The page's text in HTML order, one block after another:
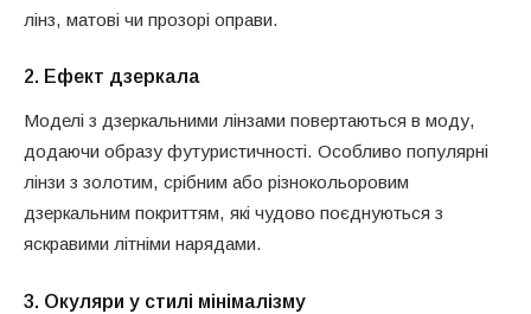
лінз, матові чи прозорі оправи.
2. Ефект дзеркала
Моделі з дзеркальними лінзами повертаються в моду,
додаючи образу футуристичності. Особливо популярні
лінзи з золотим, срібним або різнокольоровим
дзеркальним покриттям, які чудово поєднуються з
яскравими літніми нарядами.
3. Окуляри у стилі мінімалізму